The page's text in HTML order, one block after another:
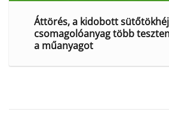
Áttörés, a kidobott
csomagolóanyag több
a műanyagot